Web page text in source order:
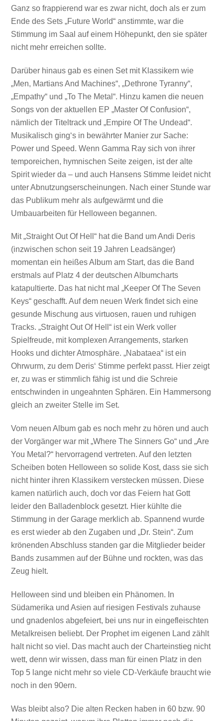
Ganz so frappierend war es zwar nicht, doch als er zum
Ende des Sets „Future World“ anstimmte, war die
Stimmung im Saal auf einem Höhepunkt, den sie später
nicht mehr erreichen sollte.
Darüber hinaus gab es einen Set mit Klassikern wie
„Men, Martians And Machines“, „Dethrone Tyranny“,
„Empathy“ und „To The Metal“. Hinzu kamen die neuen
Songs von der aktuellen EP „Master Of Confusion“,
nämlich der Titeltrack und „Empire Of The Undead“.
Musikalisch ging‘s in bewährter Manier zur Sache:
Power und Speed. Wenn Gamma Ray sich von ihrer
temporeichen, hymnischen Seite zeigen, ist der alte
Spirit wieder da – und auch Hansens Stimme leidet nicht
unter Abnutzungserscheinungen. Nach einer Stunde war
das Publikum mehr als aufgewärmt und die
Umbauarbeiten für Helloween begannen.
Mit „Straight Out Of Hell“ hat die Band um Andi Deris
(inzwischen schon seit 19 Jahren Leadsänger)
momentan ein heißes Album am Start, das die Band
erstmals auf Platz 4 der deutschen Albumcharts
katapultierte. Das hat nicht mal „Keeper Of The Seven
Keys“ geschafft. Auf dem neuen Werk findet sich eine
gesunde Mischung aus virtuosen, rauen und ruhigen
Tracks. „Straight Out Of Hell“ ist ein Werk voller
Spielfreude, mit komplexen Arrangements, starken
Hooks und dichter Atmosphäre. „Nabataea“ ist ein
Ohrwurm, zu dem Deris‘ Stimme perfekt passt. Hier zeigt
er, zu was er stimmlich fähig ist und die Schreie
entschwinden in ungeahnten Sphären. Ein Hammersong
gleich an zweiter Stelle im Set.
Vom neuen Album gab es noch mehr zu hören und auch
der Vorgänger war mit „Where The Sinners Go“ und „Are
You Metal?“ hervorragend vertreten. Auf den letzten
Scheiben boten Helloween so solide Kost, dass sie sich
nicht hinter ihren Klassikern verstecken müssen. Diese
kamen natürlich auch, doch vor das Feiern hat Gott
leider den Balladenblock gesetzt. Hier kühlte die
Stimmung in der Garage merklich ab. Spannend wurde
es erst wieder ab den Zugaben und „Dr. Stein“. Zum
krönenden Abschluss standen gar die Mitglieder beider
Bands zusammen auf der Bühne und rockten, was das
Zeug hielt.
Helloween sind und bleiben ein Phänomen. In
Südamerika und Asien auf riesigen Festivals zuhause
und gnadenlos abgefeiert, bei uns nur in eingefleischten
Metalkreisen beliebt. Der Prophet im eigenen Land zählt
halt nicht so viel. Das macht auch der Charteinstieg nicht
wett, denn wir wissen, dass man für einen Platz in den
Top 5 lange nicht mehr so viele CD-Verkäufe braucht wie
noch in den 90ern.
Was bleibt also? Die alten Recken haben in 60 bzw. 90